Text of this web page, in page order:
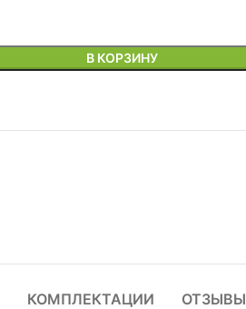
В КОРЗИНУ
КОМПЛЕКТАЦИИ ОТЗЫВЫ